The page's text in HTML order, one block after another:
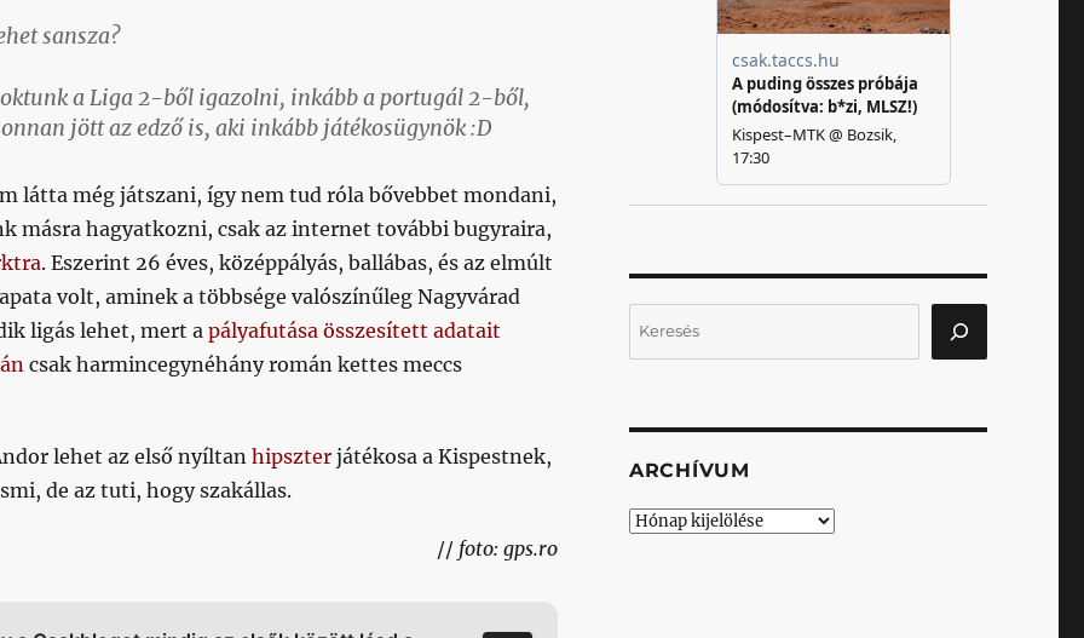
sansza?
a Liga 2-ből igazolni, inkább a portugál 2-ből,
jött az edző is, aki inkább játékosügynök :D
látta még játszani, így nem tud róla bővebbet mondani,
másra hagyatkozni, csak az internet további bugyraira,
. Eszerint 26 éves, középpályás, ballábas, és az elmúlt
volt, aminek a többsége valószínűleg Nagyvárad
ligás lehet, mert a pályafutása összesített adatait
csak harmincegynéhány román kettes meccs
lehet az első nyíltan hipszterjátékosa a Kispestnek,
de az tuti, hogy szakállas.
// foto: gps.ro
ARCHÍVUM
Archívum